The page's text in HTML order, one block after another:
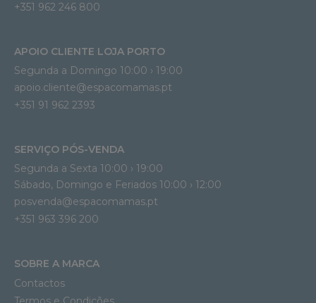
+351 962 246 800
APOIO CLIENTE LOJA PORTO
Segunda a Domingo 10:00 › 19:00
apoio.cliente@espacomamas.pt
+351 91 962 2393
SERVIÇO PÓS-VENDA
Segunda a Sexta 10:00 › 19:00
Sábado, Domingo e Feriados 10:00 › 12:00
posvenda@espacomamas.pt
+351 963 396 200
SOBRE A MARCA
Contactos